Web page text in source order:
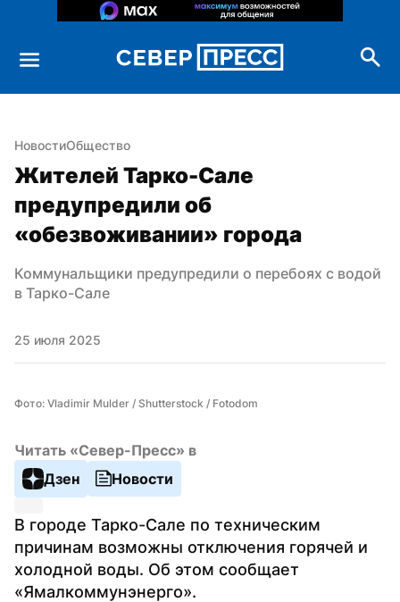
НовостиОбщество
Жителей Тарко-Сале
предупредили об
«обезвоживании» города
Коммунальщики предупредили о перебоях с водой
в Тарко-Сале
25 июля 2025
Фото: Vladimir Mulder / Shutterstock / Fotodom
Читать «Север-Пресс» в
Дзен
Новости
В городе Тарко-Сале по техническим
причинам возможны отключения горячей и
холодной воды. Об этом сообщает
«Ямалкоммунэнерго».